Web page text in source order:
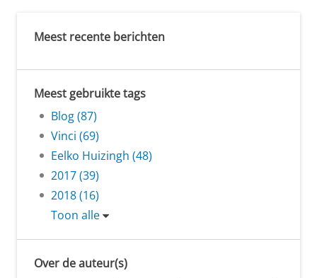
Meest recente berichten
Meest gebruikte tags
Blog (87)
Vinci (69)
Eelko Huizingh (48)
2017 (39)
2018 (16)
Toon alle
Over de auteur(s)